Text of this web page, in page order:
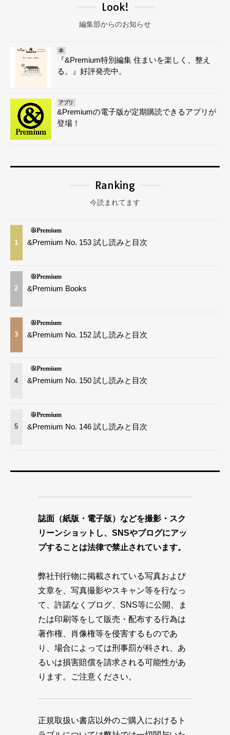
Look!
編集部からのお知らせ
本
『&Premium特別編集 住まいを楽しく、整え
る。』好評発売中。
アプリ
&Premiumの電子版が定期購読できるアプリが
登場！
Ranking
今読まれてます
1 &Premium No. 153 試し読みと目次
2 &Premium Books
3 &Premium No. 152 試し読みと目次
4 &Premium No. 150 試し読みと目次
5 &Premium No. 146 試し読みと目次
誌面（紙版・電子版）などを撮影・スク
リーンショットし、SNSやブログにアッ
プすることは法律で禁止されています。
弊社刊行物に掲載されている写真および
文章を、写真撮影やスキャン等を行なっ
て、許諾なくブログ、SNS等に公開、ま
たは印刷等をして販売・配布する行為は
著作権、肖像権等を侵害するものであ
り、場合によっては刑事罰が科され、あ
るいは損害賠償を請求される可能性があ
ります。ご注意ください。
正規取扱い書店以外のご購入におけるト